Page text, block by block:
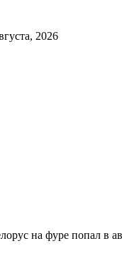
2026
на фуре попал в